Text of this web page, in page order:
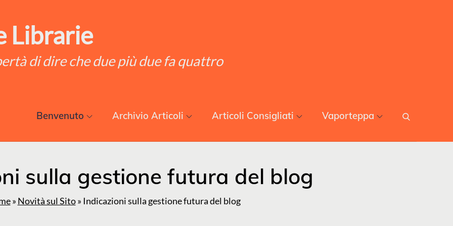
Librarie
di dire che due più due fa quattro
Benvenuto Archivio Articoli Articoli Consigliati Vaporteppa
sulla gestione futura del blog
» Novità sul Sito» Indicazioni sulla gestione futura del blog